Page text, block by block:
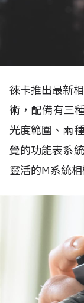
徠卡推出最新
術，配備有三
光度範圍、兩
覺的功能表系
靈活的M系統相